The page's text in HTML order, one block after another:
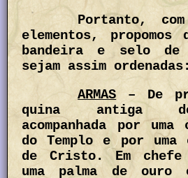
Portanto,
elementos, propomos
bandeira e selo
sejam assim
ARMAS – De
quina antiga
acompanhada por
do Templo e por uma
de Cristo. Em chefe
uma palma de ouro